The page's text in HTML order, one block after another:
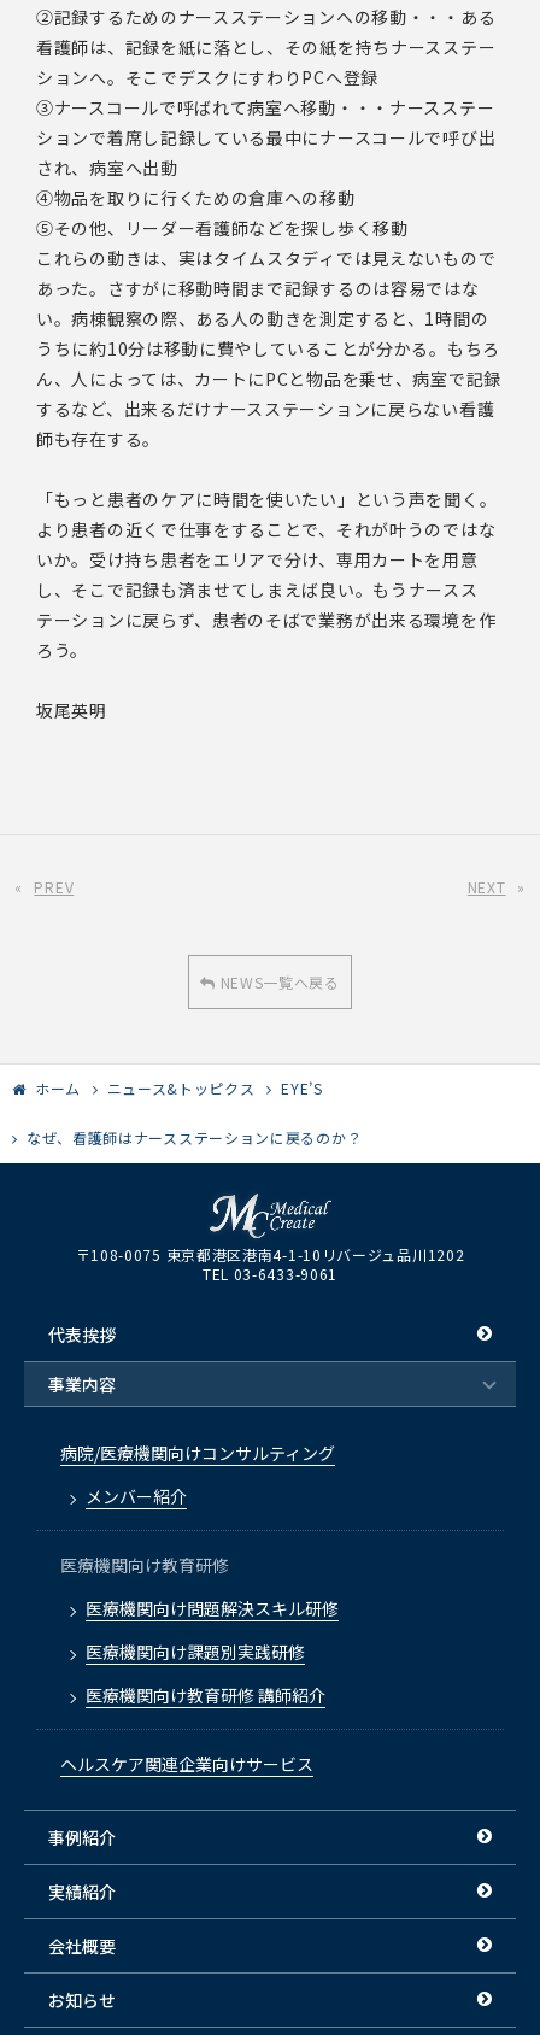
②記録するためのナースステーションへの移動・・・ある
看護師は、記録を紙に落とし、その紙を持ちナースステー
ションへ。そこでデスクにすわりPCへ登録
③ナースコールで呼ばれて病室へ移動・・・ナースステー
ションで着席し記録している最中にナースコールで呼び出
され、病室へ出動
④物品を取りに行くための倉庫への移動
⑤その他、リーダー看護師などを探し歩く移動
これらの動きは、実はタイムスタディでは見えないもので
あった。さすがに移動時間まで記録するのは容易ではな
い。病棟観察の際、ある人の動きを測定すると、1時間の
うちに約10分は移動に費やしていることが分かる。もちろ
ん、人によっては、カートにPCと物品を乗せ、病室で記録
するなど、出来るだけナースステーションに戻らない看護
師も存在する。
「もっと患者のケアに時間を使いたい」という声を聞く。
より患者の近くで仕事をすることで、それが叶うのではな
いか。受け持ち患者をエリアで分け、専用カートを用意
し、そこで記録も済ませてしまえば良い。もうナースス
テーションに戻らず、患者のそばで業務が出来る環境を作
ろう。
坂尾英明
« PREV NEXT »
NEWS一覧へ戻る
ホーム ニュース&トッピクス EYE’S
なぜ、看護師はナースステーションに戻るのか？
〒108-0075 東京都港区港南4-1-10リバージュ品川1202
TEL 03-6433-9061
代表挨拶
事業内容
病院/医療機関向けコンサルティング
メンバー紹介
医療機関向け教育研修
医療機関向け問題解決スキル研修
医療機関向け課題別実践研修
医療機関向け教育研修 講師紹介
ヘルスケア関連企業向けサービス
事例紹介
実績紹介
会社概要
お知らせ